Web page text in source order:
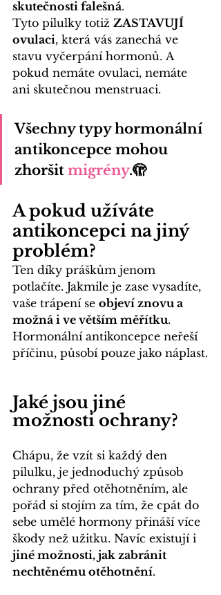
skutečnosti falešná.
Tyto pilulky totiž ZASTAVUJÍ
ovulaci, která vás zanechá ve
stavu vyčerpání hormonů. A
pokud nemáte ovulaci, nemáte
ani skutečnou menstruaci.
Všechny typy hormonální
antikoncepce mohou
zhoršit migrény.🫣
A pokud užíváte
antikoncepci na jiný
problém?
Ten díky práškům jenom
potlačíte. Jakmile je zase vysadíte,
vaše trápení se objeví znovu a
možná i ve větším měřítku.
Hormonální antikoncepce neřeší
příčinu, působí pouze jako náplast.
Jaké jsou jiné
možnosti ochrany?
Chápu, že vzít si každý den
pilulku, je jednoduchý způsob
ochrany před otěhotněním, ale
pořád si stojím za tím, že cpát do
sebe umělé hormony přináší více
škody než užitku. Navíc existují i
jiné možnosti, jak zabránit
nechtěnému otěhotnění.